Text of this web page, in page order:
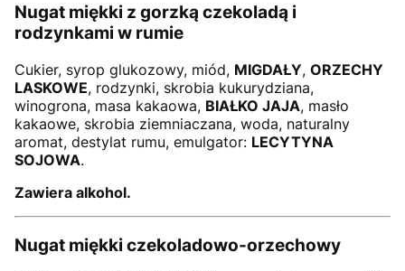
Nugat miękki z gorzką czekoladą i
rodzynkami w rumie
Cukier, syrop glukozowy, miód, MIGDAŁY, ORZECHY
LASKOWE, rodzynki, skrobia kukurydziana,
winogrona, masa kakaowa, BIAŁKO JAJA, masło
kakaowe, skrobia ziemniaczana, woda, naturalny
aromat, destylat rumu, emulgator: LECYTYNA
SOJOWA.
Zawiera alkohol.
Nugat miękki czekoladowo-orzechowy